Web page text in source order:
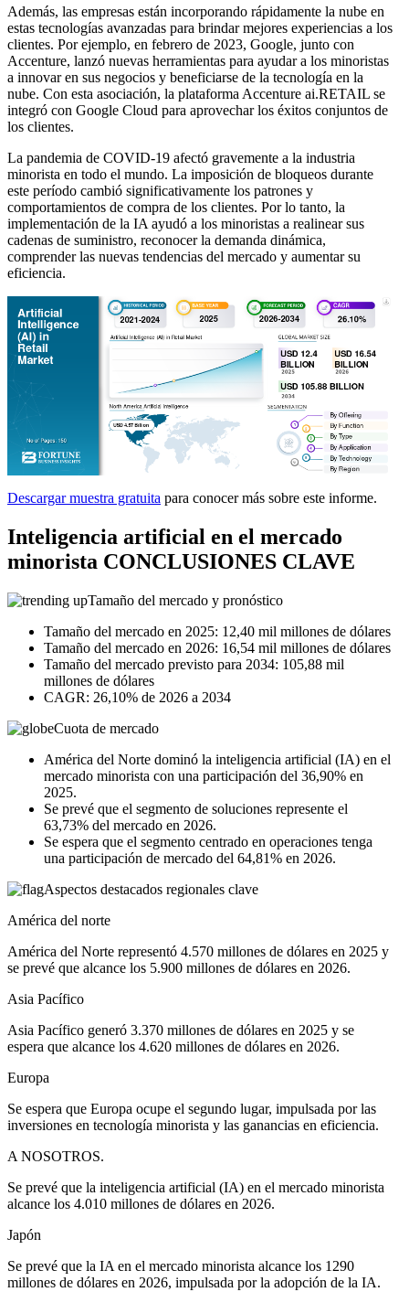
Además, las empresas están incorporando rápidamente la nube en
estas tecnologías avanzadas para brindar mejores experiencias a los
clientes. Por ejemplo, en febrero de 2023, Google, junto con
Accenture, lanzó nuevas herramientas para ayudar a los minoristas
a innovar en sus negocios y beneficiarse de la tecnología en la
nube. Con esta asociación, la plataforma Accenture ai.RETAIL se
integró con Google Cloud para aprovechar los éxitos conjuntos de
los clientes.
La pandemia de COVID-19 afectó gravemente a la industria
minorista en todo el mundo. La imposición de bloqueos durante
este período cambió significativamente los patrones y
comportamientos de compra de los clientes. Por lo tanto, la
implementación de la IA ayudó a los minoristas a realinear sus
cadenas de suministro, reconocer la demanda dinámica,
comprender las nuevas tendencias del mercado y aumentar su
eficiencia.
Descargar muestra gratuita para conocer más sobre este informe.
Inteligencia artificial en el mercado
minorista CONCLUSIONES CLAVE
Tamaño del mercado y pronóstico
Tamaño del mercado en 2025: 12,40 mil millones de dólares
Tamaño del mercado en 2026: 16,54 mil millones de dólares
Tamaño del mercado previsto para 2034: 105,88 mil
millones de dólares
CAGR: 26,10% de 2026 a 2034
Cuota de mercado
América del Norte dominó la inteligencia artificial (IA) en el
mercado minorista con una participación del 36,90% en
2025.
Se prevé que el segmento de soluciones represente el
63,73% del mercado en 2026.
Se espera que el segmento centrado en operaciones tenga
una participación de mercado del 64,81% en 2026.
Aspectos destacados regionales clave
América del norte
América del Norte representó 4.570 millones de dólares en 2025 y
se prevé que alcance los 5.900 millones de dólares en 2026.
Asia Pacífico
Asia Pacífico generó 3.370 millones de dólares en 2025 y se
espera que alcance los 4.620 millones de dólares en 2026.
Europa
Se espera que Europa ocupe el segundo lugar, impulsada por las
inversiones en tecnología minorista y las ganancias en eficiencia.
A NOSOTROS.
Se prevé que la inteligencia artificial (IA) en el mercado minorista
alcance los 4.010 millones de dólares en 2026.
Japón
Se prevé que la IA en el mercado minorista alcance los 1290
millones de dólares en 2026, impulsada por la adopción de la IA.